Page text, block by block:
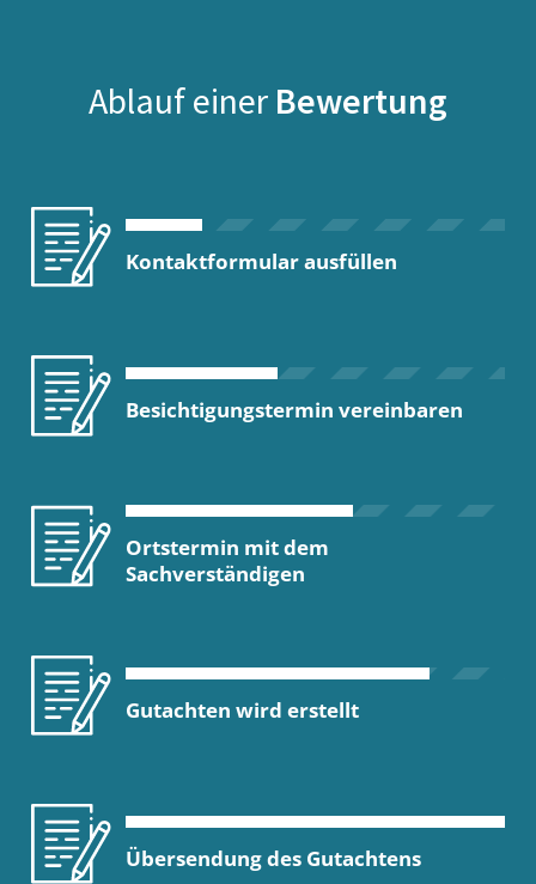
Ablauf einer Bewertung
Kontaktformular ausfüllen
Besichtigungstermin vereinbaren
Ortstermin mit dem
Sachverständigen
Gutachten wird erstellt
Übersendung des Gutachtens